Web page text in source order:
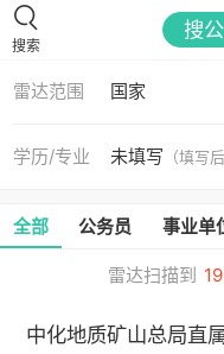
搜索
搜
雷达范围 国家
学历/专业 未填写 （填写
全部 公务员 事业单
雷达扫描到 19
中化地质矿山总局直